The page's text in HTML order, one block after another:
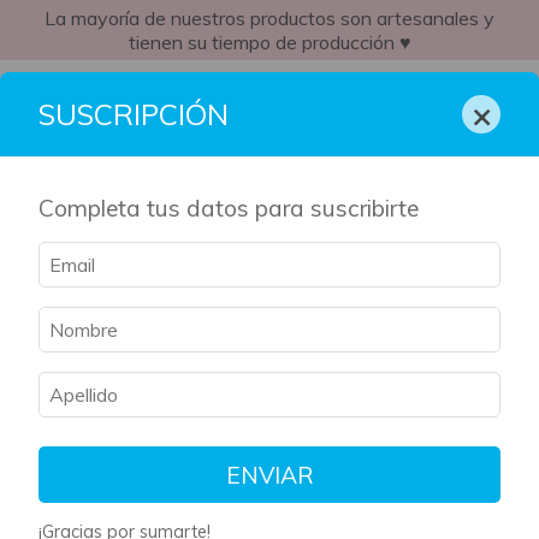
La mayoría de nuestros productos son artesanales y
tienen su tiempo de producción ♥
SUSCRIPCIÓN ×
Completa tus datos para suscribirte
ENVIAR
¡Gracias por sumarte!